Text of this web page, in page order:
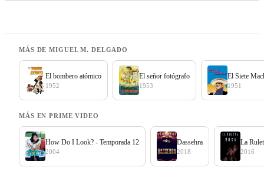
MÁS DE MIGUEL M. DELGADO
El bombero atómico
1952
El señor fotógrafo
1953
El Siete
1951
MÁS EN PRIME VIDEO
How Do I Look? - Temporada 12
2004
Dassehra
2018
La
2016